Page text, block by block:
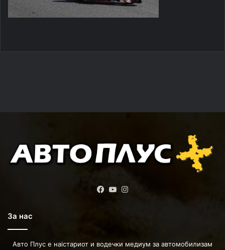
Facebook
YouTube
За нас
Авто Плус е наістариот и водечки медиум за автомобилизам